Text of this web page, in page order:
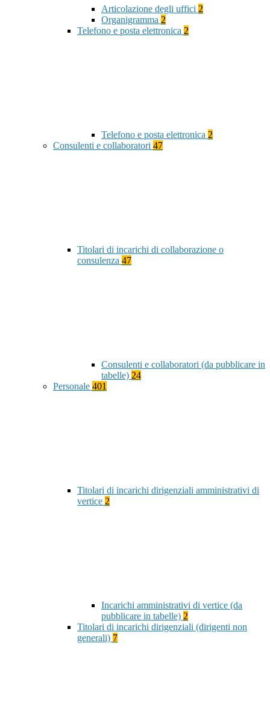
Articolazione degli uffici 2
Organigramma 2
Telefono e posta elettronica 2
Telefono e posta elettronica 2
Consulenti e collaboratori 47
Titolari di incarichi di collaborazione o
consulenza 47
Consulenti e collaboratori (da pubblicare in
tabelle) 24
Personale 401
Titolari di incarichi dirigenziali amministrativi di
vertice 2
Incarichi amministrativi di vertice (da
pubblicare in tabelle) 2
Titolari di incarichi dirigenziali (dirigenti non
generali) 7